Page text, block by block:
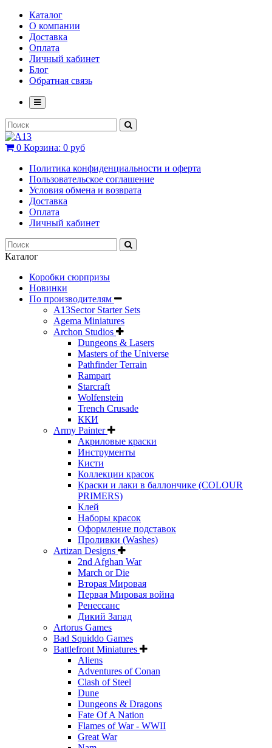
Каталог
О компании
Доставка
Оплата
Личный кабинет
Блог
Обратная связь
0 Корзина: 0 руб
Политика конфиденциальности и оферта
Пользовательское соглашение
Условия обмена и возврата
Доставка
Оплата
Личный кабинет
Каталог
Коробки сюрпризы
Новинки
По производителям
A13Sector Starter Sets
Agema Miniatures
Archon Studios
Dungeons & Lasers
Masters of the Universe
Pathfinder Terrain
Rampart
Starcraft
Wolfenstein
Trench Crusade
ККИ
Army Painter
Акриловые краски
Инструменты
Кисти
Коллекции красок
Краски и лаки в баллончике (COLOUR
PRIMERS)
Клей
Наборы красок
Оформление подставок
Проливки (Washes)
Artizan Designs
2nd Afghan War
March or Die
Вторая Мировая
Первая Мировая война
Ренессанс
Дикий Запад
Artorus Games
Bad Squiddo Games
Battlefront Miniatures
Aliens
Adventures of Conan
Clash of Steel
Dune
Dungeons & Dragons
Fate Of A Nation
Flames of War - WWII
Great War